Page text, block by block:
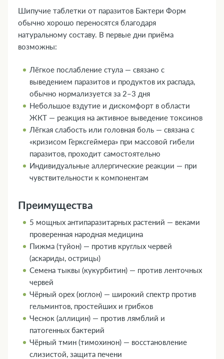
Шипучие таблетки от паразитов Бактери Форм
обычно хорошо переносятся благодаря
натуральному составу. В первые дни приёма
возможны:
Лёгкое послабление стула — связано с
выведением паразитов и продуктов их распада,
обычно нормализуется за 2–3 дня
Небольшое вздутие и дискомфорт в области
ЖКТ — реакция на активное выведение токсинов
Лёгкая слабость или головная боль — связана с
«кризисом Герксгеймера» при массовой гибели
паразитов, проходит самостоятельно
Индивидуальные аллергические реакции — при
чувствительности к компонентам
Преимущества
5 мощных антипаразитарных растений — веками
проверенная народная медицина
Пижма (туйон) — против круглых червей
(аскариды, острицы)
Семена тыквы (кукурбитин) — против ленточных
червей
Чёрный орех (юглон) — широкий спектр против
гельминтов, простейших и грибков
Чеснок (аллицин) — против лямблий и
патогенных бактерий
Чёрный тмин (тимохинон) — восстановление
слизистой, защита печени